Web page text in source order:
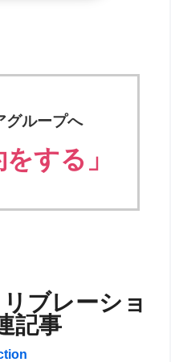
グループへ
する」
ブレーショ
記事